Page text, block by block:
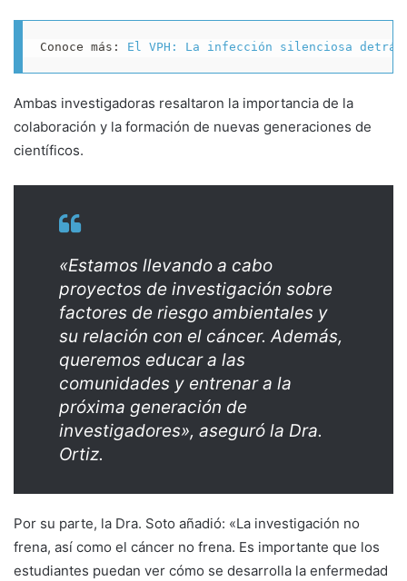
Conoce más: El VPH: La infección silenciosa
Ambas investigadoras resaltaron la importancia de la
colaboración y la formación de nuevas generaciones de
científicos.
«Estamos llevando a cabo
proyectos de investigación sobre
factores de riesgo ambientales y
su relación con el cáncer. Además,
queremos educar a las
comunidades y entrenar a la
próxima generación de
investigadores», aseguró la Dra.
Ortiz.
Por su parte, la Dra. Soto añadió: «La investigación no
frena, así como el cáncer no frena. Es importante que los
estudiantes puedan ver cómo se desarrolla la enfermedad